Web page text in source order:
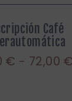
Café
€ - 72,00 €